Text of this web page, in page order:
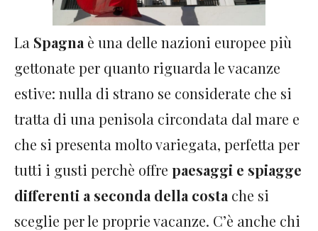
La Spagna è una delle nazioni europee più
gettonate per quanto riguarda le vacanze
estive: nulla di strano se considerate che si
tratta di una penisola circondata dal mare e
che si presenta molto variegata, perfetta per
tutti i gusti perchè offre paesaggi e spiagge
differenti a seconda della costa che si
sceglie per le proprie vacanze. C’è anche chi